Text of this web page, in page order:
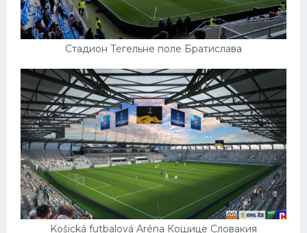
Стадион Тегельне поле Братислава
Košická futbalová Aréna Кошице Словакия